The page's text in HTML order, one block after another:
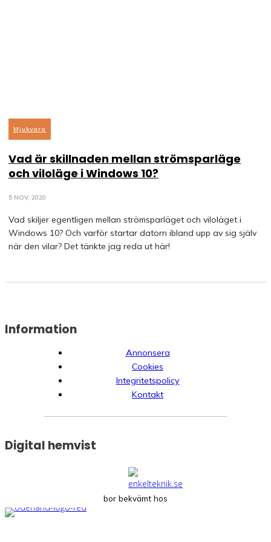
Mjukvara
Vad är skillnaden mellan strömsparläge
och viloläge i Windows 10?
5 NOV, 2020
Vad skiljer egentligen mellan strömsparläget och viloläget i
Windows 10? Och varför startar datorn ibland upp av sig själv
när den vilar? Det tänkte jag reda ut här!
Information
Annonsera
Cookies
Integritetspolicy
Kontakt
Digital hemvist
bor bekvämt hos